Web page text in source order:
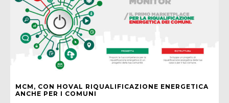
MCM, CON HOVAL RIQUALIFICAZIONE ENERGETICA
ANCHE PER I COMUNI